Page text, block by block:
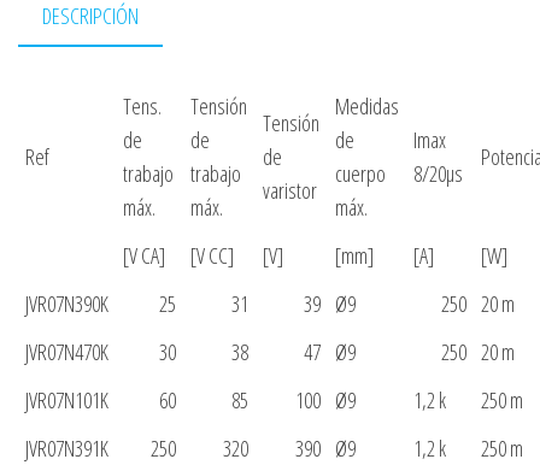
DESCRIPCIÓN
Ref
Tens.
de
trabajo
máx.
Tensión
de
trabajo
máx.
Tensión
de
varistor
Medidas
de
cuerpo
máx.
Imax
8/20µs
[V CA] [V CC] [V] [mm] [A]
[W]
JVR07N390K
25 31 39 Ø9 250 20 m
JVR07N470K
30 38 47 Ø9 250 20 m
JVR07N101K
60 85 100 Ø9 1,2 k
250 m
JVR07N391K
250 320 390 Ø9 1,2 k
250 m